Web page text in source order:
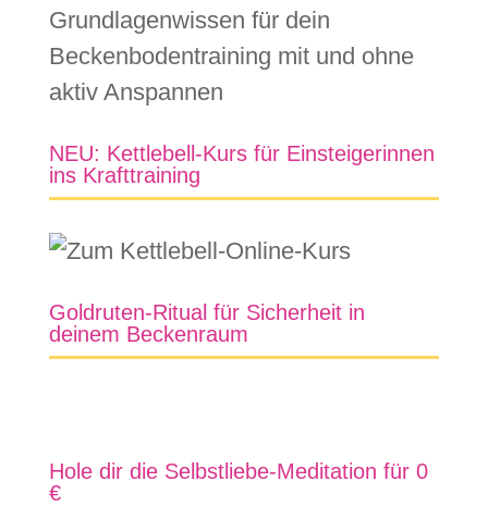
NEU: Kettlebell-Kurs für Einsteigerinnen
ins Krafttraining
Goldruten-Ritual für Sicherheit in
deinem Beckenraum
Hole dir die Selbstliebe-Meditation für 0
€